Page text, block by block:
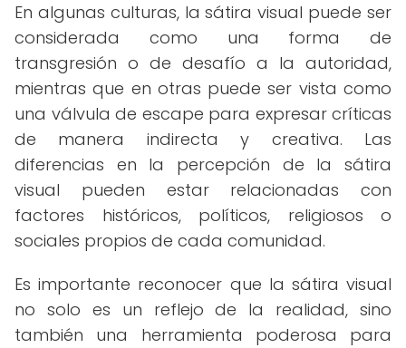
En algunas culturas, la sátira visual puede ser
considerada como una forma de
transgresión o de desafío a la autoridad,
mientras que en otras puede ser vista como
una válvula de escape para expresar críticas
de manera indirecta y creativa. Las
diferencias en la percepción de la sátira
visual pueden estar relacionadas con
factores históricos, políticos, religiosos o
sociales propios de cada comunidad.
Es importante reconocer que la sátira visual
no solo es un reflejo de la realidad, sino
también una herramienta poderosa para